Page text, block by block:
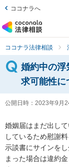
ココナラへ
ココナラ法律相談
婚約中の浮
求可能性に
公開日時： 2023年9月
婚姻届はまだ出し
しているため慰謝
示談書にサインを
まった場合は違約